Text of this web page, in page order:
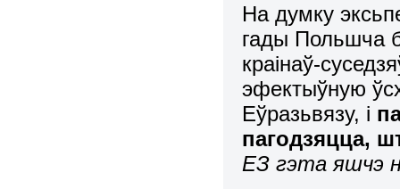
На думку
гады Польшча
краінаў-
эфектыўную
Еўразьвязу, і
пагодзяцца,
ЕЗ гэта яшчэ